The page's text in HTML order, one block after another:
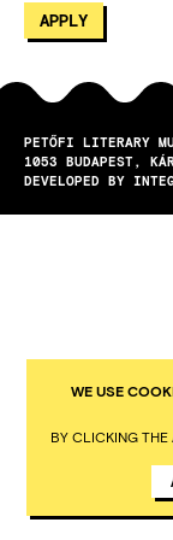
PETŐFI LITERARY
1053
BUDAPEST
DEVELOPED BY
WE USE
BY CLICKING THE